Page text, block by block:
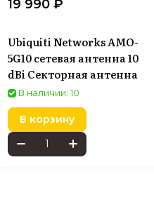
19 990 ₽
Ubiquiti Networks AMO-
5G10 сетевая антенна 10
dBi Секторная антенна
В наличии: 10
В корзину